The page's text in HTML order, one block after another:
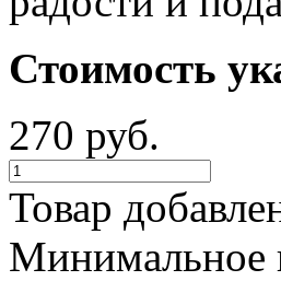
Стоимость
270 руб.
Товар
Минимальное